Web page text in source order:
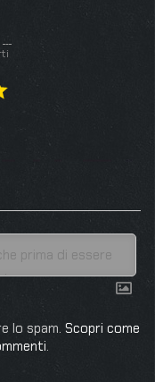
lo spam. Scopri come
.